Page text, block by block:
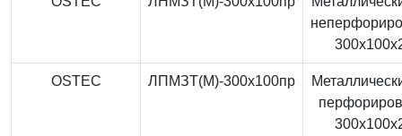
OSTEC ЛПМЗТ(М)-300x100пр